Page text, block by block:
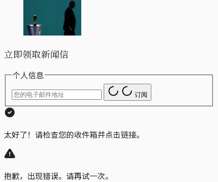
立即领取新闻信
个人信息
订阅
太好了！请检查您的收件箱并点击链接。
抱歉，出现错误。请再试一次。